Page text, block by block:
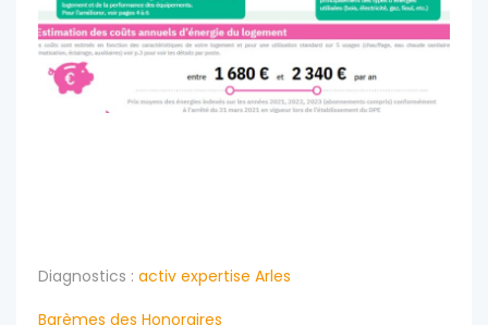
Diagnostics : activ expertise Arles
Barèmes des Honoraires